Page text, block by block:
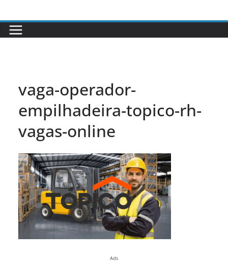
para
o
vaga-operador-
empilhadeira-topico-rh-
vagas-online
Ads